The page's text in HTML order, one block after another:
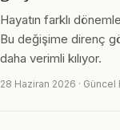
Hayatın farklı
Bu değişime direnç
daha verimli kılıyor.
28 Haziran 2026 · Güncel